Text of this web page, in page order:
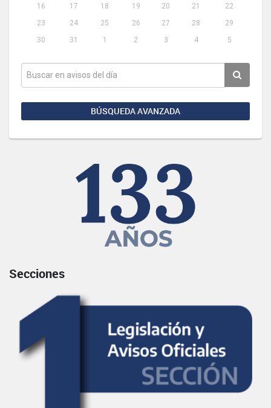
16
17 18 19 20 21
22
23
24 25 26 27 28
29
30
31 1 2 3 4 5
BÚSQUEDA AVANZADA
Secciones